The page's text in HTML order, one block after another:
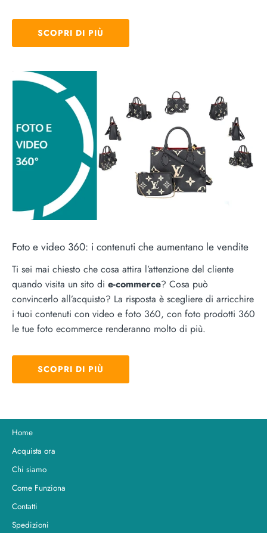
SCOPRI DI PIÙ
Foto e video 360: i contenuti che aumentano le vendite
Ti sei mai chiesto che cosa attira l’attenzione del cliente
quando visita un sito di e-commerce? Cosa può
convincerlo all’acquisto? La risposta è scegliere di arricchire
i tuoi contenuti con video e foto 360, con foto prodotti 360
le tue foto ecommerce renderanno molto di più.
SCOPRI DI PIÙ
Home
Acquista ora
Chi siamo
Come Funziona
Contatti
Spedizioni